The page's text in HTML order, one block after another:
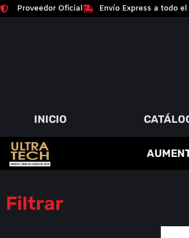
Proveedor Oficial Envío Express a todo
INICIO
PROTEÍNAS
AMINO
QUEMADOR
Y MÁS
Filtrar